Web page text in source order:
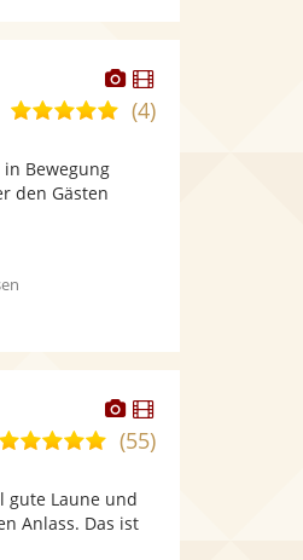
Dieser
Künstler
stellt
Dieser
Künstler
4,9(4)
in Bewegung
den Gästen
Dieser
Künstler
stellt
Fotos
bereit.
Dieser
Künstler
4,9
5
Sternen
(55)
gute Laune und
Anlass. Das ist